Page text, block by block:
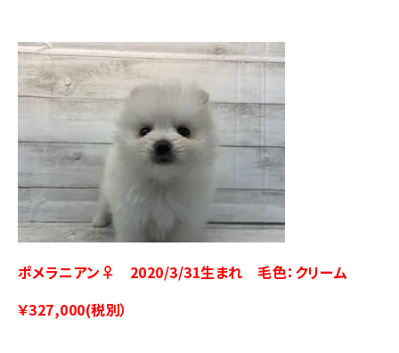
ポメラニアン♀ 2020/3/31生まれ 毛色：クリーム
￥327,000(税別）